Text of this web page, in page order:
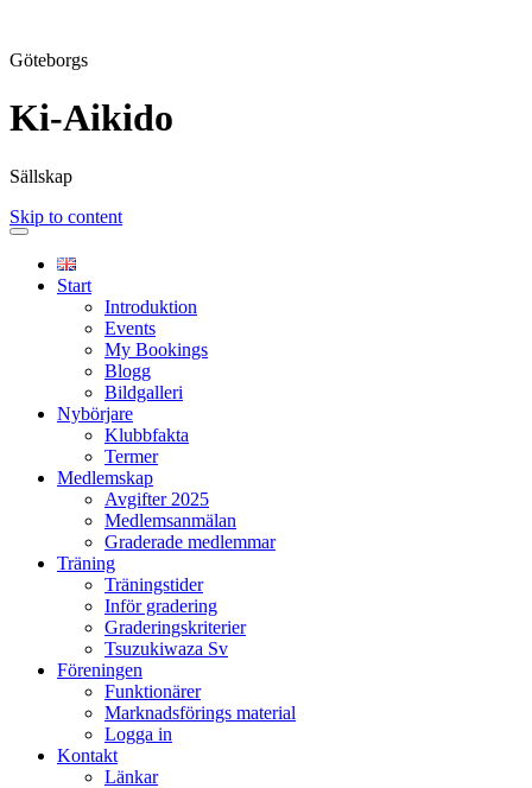
Göteborgs
Ki-Aikido
Sällskap
Skip to content
Start
Introduktion
Events
My Bookings
Blogg
Bildgalleri
Nybörjare
Klubbfakta
Termer
Medlemskap
Avgifter 2025
Medlemsanmälan
Graderade medlemmar
Träning
Träningstider
Inför gradering
Graderingskriterier
Tsuzukiwaza Sv
Föreningen
Funktionärer
Marknadsförings material
Logga in
Kontakt
Länkar